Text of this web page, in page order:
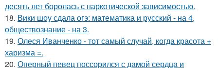
десять лет боролась с наркотической зависимостью.
18. Вики шоу сдала огэ: математика и русский - на 4,
обществознание - на 3.
19. Олеся Иванченко - тот самый случай, когда красота +
харизма =.
20. Оперный певец поссорился с дамой сердца и